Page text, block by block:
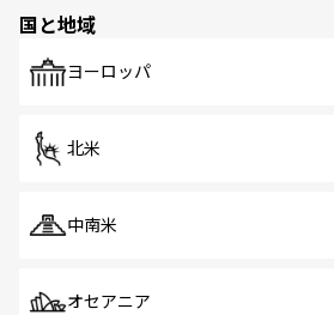
で、ホーカーズは地元の風情を
国と地域
ヨーロッパ
北米
中南米
オセアニア